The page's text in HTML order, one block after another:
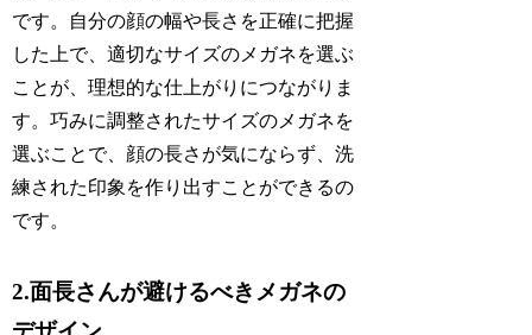
です。自分の顔の幅や長さを正確に把握
した上で、適切なサイズのメガネを選ぶ
ことが、理想的な仕上がりにつながりま
す。巧みに調整されたサイズのメガネを
選ぶことで、顔の長さが気にならず、洗
練された印象を作り出すことができるの
です。
2.面長さんが避けるべきメガネの